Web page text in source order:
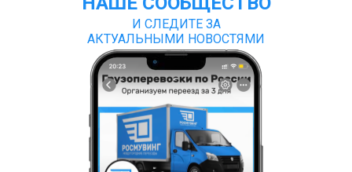
И СЛЕДИТЕ ЗА
АКТУАЛЬНЫМИ НОВОСТЯМИ